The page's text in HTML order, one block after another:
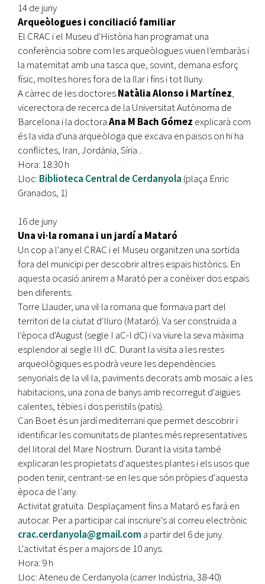
14 de juny
Arqueòlogues i conciliació familiar
El CRAC i el Museu d'Història han programat una
conferència sobre com les arqueòlogues viuen l'embaràs i
la maternitat amb una tasca que, sovint, demana esforç
físic, moltes hores fora de la llar i fins i tot lluny.
A càrrec de les doctoresNatàlia Alonso i Martínez,
vicerectora de recerca de la Universitat Autònoma de
Barcelona i la doctoraAna M Bach Gómez explicarà com
és la vida d'una arqueòloga que excava en països on hi ha
conflictes, Iran, Jordània, Síria...
Hora: 18:30 h
Lloc: Biblioteca Central de Cerdanyola (plaça Enric
Granados, 1)
16 de juny
Una vi·la romana i un jardí a Mataró
Un cop a l'any el CRAC i el Museu organitzen una sortida
fora del municipi per descobrir altres espais històrics. En
aquesta ocasió anirem a Marató per a conèixer dos espais
ben diferents.
Torre Llauder, una vil·la romana que formava part del
territori de la ciutat d'Iluro (Mataró). Va ser construïda a
l'època d'August (segle I aC-I dC) i va viure la seva màxima
esplendor al segle III dC. Durant la visita a les restes
arqueològiques es podrà veure les dependències
senyorials de la vil·la, paviments decorats amb mosaic a les
habitacions, una zona de banys amb recorregut d'aigües
calentes, tèbies i dos peristils (patis).
Can Boet és un jardí mediterrani que permet descobrir i
identificar les comunitats de plantes més representatives
del litoral del Mare Nostrum. Durant la visita també
explicaran les propietats d'aquestes plantes i els usos que
poden tenir, centrant-se en les que són pròpies d'aquesta
època de l'any.
Activitat gratuïta. Desplaçament fins a Mataró es farà en
autocar. Per a participar cal inscriure's al correu electrònic
crac.cerdanyola@gmail.com a partir del 6 de juny.
L'activitat és per a majors de 10 anys.
Hora: 9 h
Lloc: Ateneu de Cerdanyola (carrer Indústria, 38-40)